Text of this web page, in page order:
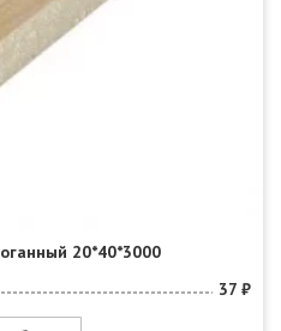
20*40*3000
37 ₽